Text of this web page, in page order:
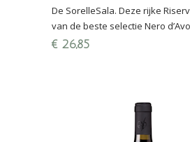
De SorelleSala. Deze rijke
van de beste selectie Nero
Cabernet Sauvignon, rijpt langdurig in
€ 26,85